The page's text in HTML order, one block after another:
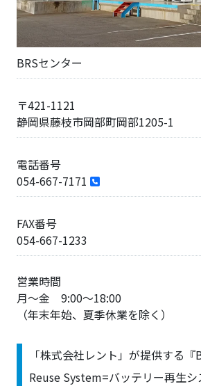
BRSセンター
〒421-1121
静岡県藤枝市岡部町岡部1205-1
電話番号
054-667-7171
FAX番号
054-667-1233
営業時間
月～金 9:00～18:00
（年末年始、夏季休業を除く）
「株式会社レント」が提供する
Reuse System=バッテリー再生シ